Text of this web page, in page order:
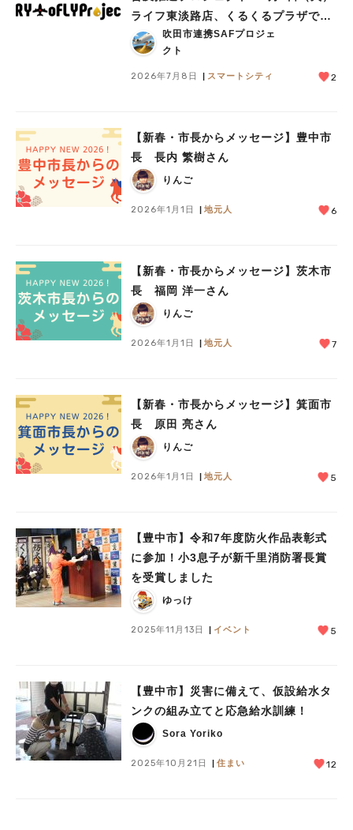
ライフ東淡路店、くるくるプラザで見
学会を実施吹田市連携SAFプロジェ
クト
2026年7月8日 スマートシティ 2
【新春・市長からメッセージ】豊中市
長 長内 繁樹さん
りんご
2026年1月1日 地元人 6
【新春・市長からメッセージ】茨木市
長 福岡 洋一さん
りんご
2026年1月1日 地元人 7
【新春・市長からメッセージ】箕面市
長 原田 亮さん
りんご
2026年1月1日 地元人 5
【豊中市】令和7年度防火作品表彰式
に参加！小3息子が新千里消防署長賞
を受賞しました
ゆっけ
2025年11月13日 イベント 5
【豊中市】災害に備えて、仮設給水タ
ンクの組み立てと応急給水訓練！
Sora Yoriko
2025年10月21日 住まい 12
#今週どこいく？#自然とふれあう #ランチ#カフェ#まとめ
#教えたい／教えて投稿記事#大阪学院大 商品開発プロジェクト
#あなたはどっち？